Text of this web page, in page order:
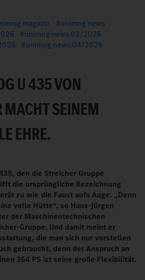
magazin
unimog news
unimog news 02/2026
unimog news 04/2026
U 435 VON
MACHT SEINEM
EHRE.
den die Streicher Gruppe
die ursprüngliche Bezeichnung
zu wie die Faust aufs Auge. „Denn
volle Hütte“, so Hans-Jürgen
der Maschinentechnischen
Gruppe. Und damit meint er
die man sich nur vorstellen
gebraucht, denn der Anspruch an
354 PS ist seine große Flexibilität.